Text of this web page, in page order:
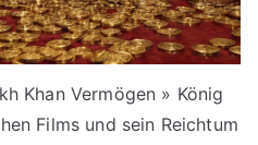
Khan Vermögen » König
Films und sein Reichtum